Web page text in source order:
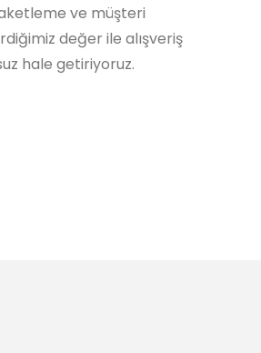
ve müşteri
değer ile alışveriş
hale getiriyoruz.